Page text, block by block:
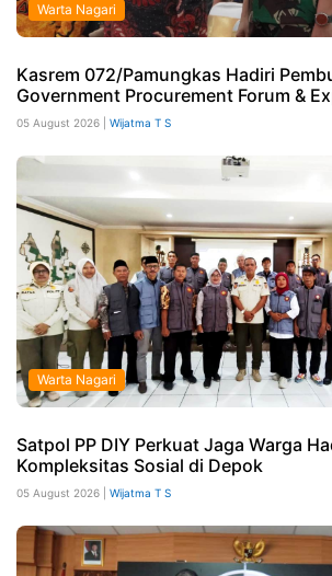
Warta Nagari
Kasrem 072/Pamungkas Hadiri
Government Procurement Forum &
05 August 2026 | Wijatma T S
Warta Nagari
Satpol PP DIY Perkuat Jaga Warga
Kompleksitas Sosial di Depok
05 August 2026 | Wijatma T S